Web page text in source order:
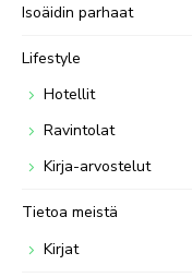
Isoäidin parhaat
Lifestyle
Hotellit
Ravintolat
Kirja-arvostelut
Tietoa meistä
Kirjat